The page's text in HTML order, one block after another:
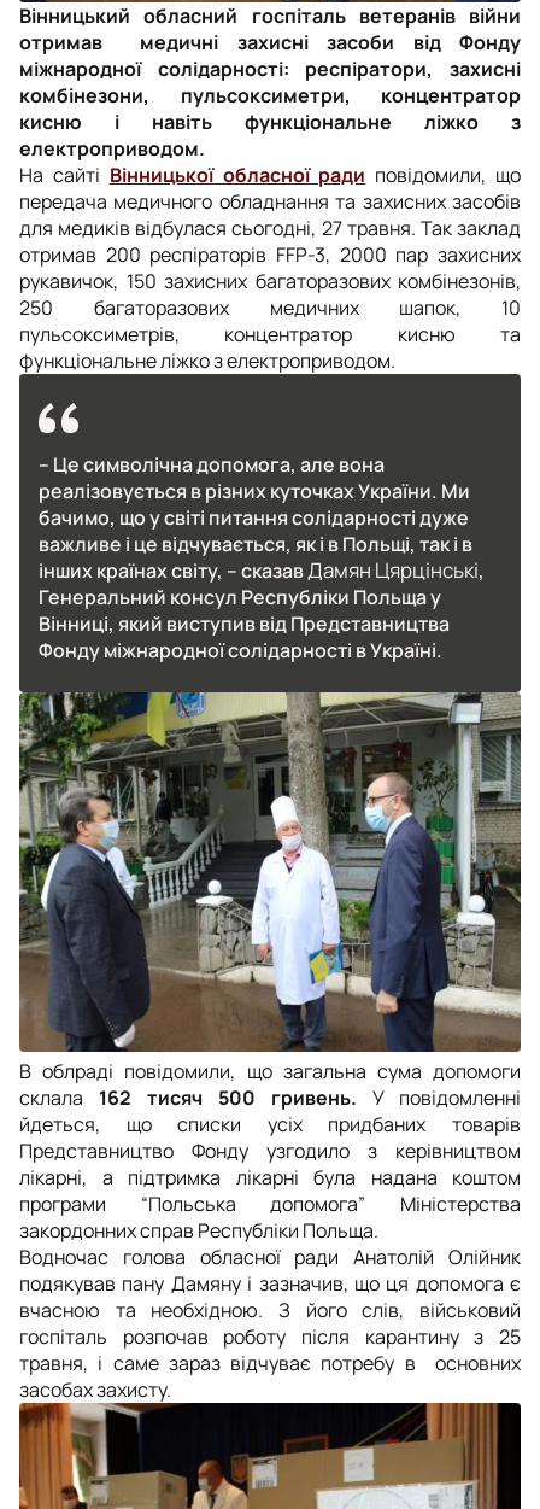
Вінницький обласний госпіталь ветеранів війни
отримав медичні захисні засоби від Фонду
міжнародної солідарності: респіратори, захисні
комбінезони, пульсоксиметри, концентратор
кисню і навіть функціональне ліжко з
електроприводом.
На сайті Вінницької обласної ради повідомили, що
передача медичного обладнання та захисних засобів
для медиків відбулася сьогодні, 27 травня. Так заклад
отримав 200 респіраторів FFP-3, 2000 пар захисних
рукавичок, 150 захисних багаторазових комбінезонів,
250 багаторазових медичних шапок, 10
пульсоксиметрів, концентратор кисню та
функціональне ліжко з електроприводом.
– Це символічна допомога, але вона
реалізовується в різних куточках України. Ми
бачимо, що у світі питання солідарності дуже
важливе і це відчувається, як і в Польщі, так і в
інших країнах світу, – сказавДамян Цярцінські,
Генеральний консул Республіки Польща у
Вінниці, який виступив від Представництва
Фонду міжнародної солідарності в Україні.
В облраді повідомили, що загальна сума допомоги
склала 162 тисяч 500 гривень. У повідомленні
йдеться, що списки усіх придбаних товарів
Представництво Фонду узгодило з керівництвом
лікарні, а підтримка лікарні була надана коштом
програми “Польська допомога” Міністерства
закордонних справ Республіки Польща.
Водночас голова обласної ради Анатолій Олійник
подякував пану Дамяну і зазначив, що ця допомога є
вчасною та необхідною. З його слів, військовий
госпіталь розпочав роботу після карантину з 25
травня, і саме зараз відчуває потребу в основних
засобах захисту.